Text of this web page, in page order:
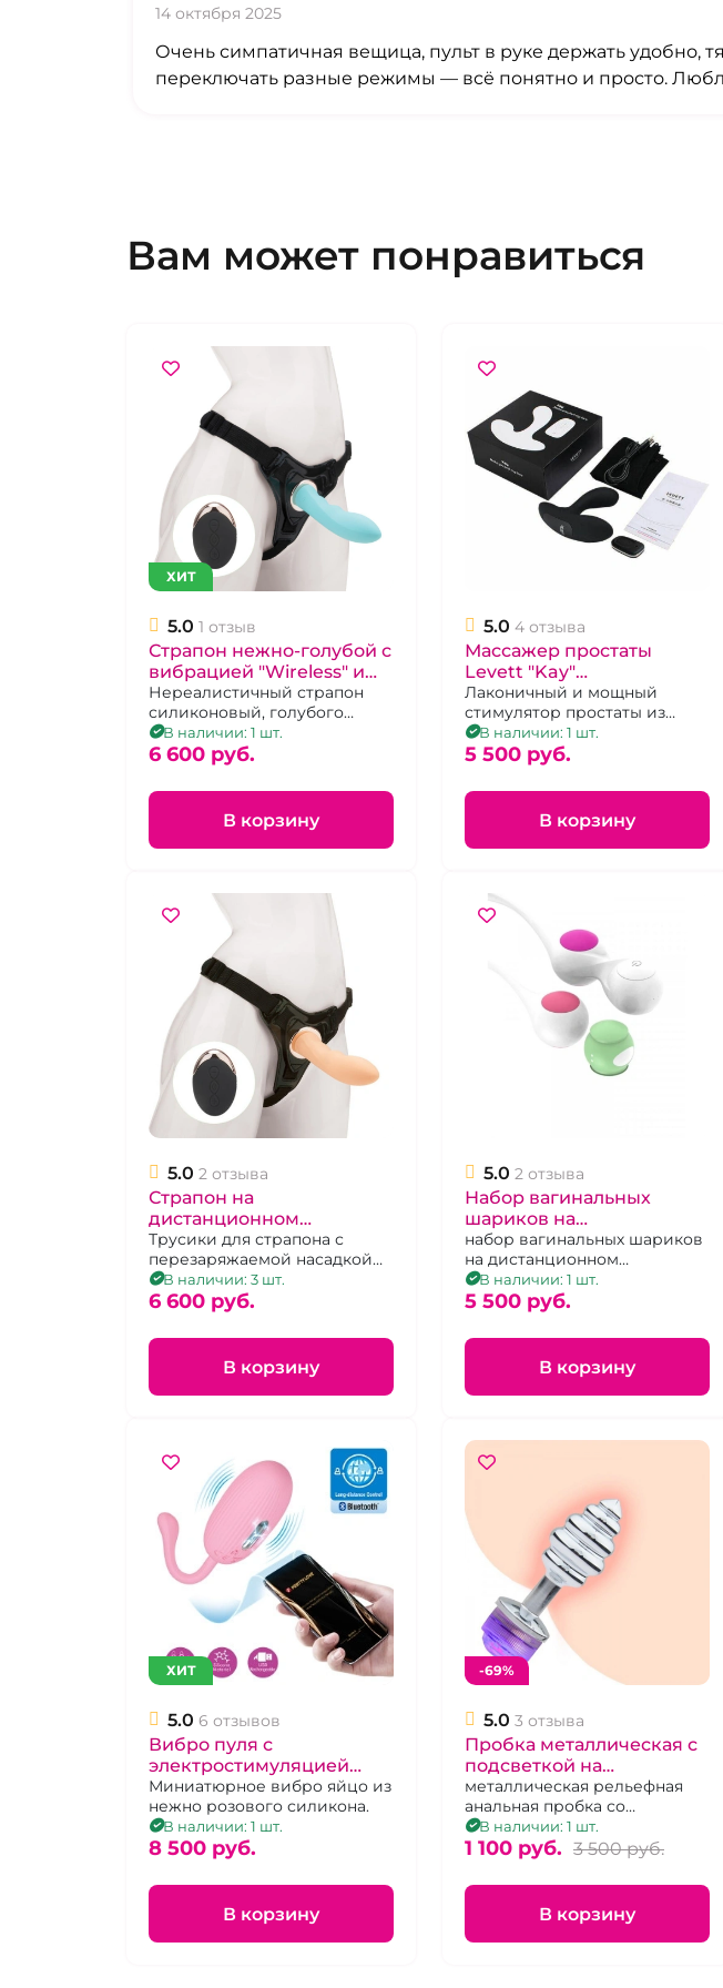
14 октября 2025
Очень симпатичная вещица, пульт в руке держать удобно,
переключать разные режимы — всё понятно и просто.
Вам может понравиться
ХИТ
5.0 1 отзыв
Страпон нежно-голубой с
вибрацией "Wireless" и
пультом дистанционного
управления
Нереалистичный страпон
силиконовый, голубого
цвета
В наличии: 1 шт.
6 600 pуб.
В корзину
5.0 4 отзыва
Массажер простаты
Levett "Kay"
перезаряжаемый с
пультом дистанционного
управления
Лаконичный и мощный
стимулятор простаты из
черного медицинского
силикона с двумя
независимыми
вибромоторами и пультом
дистанционного управления.
В наличии: 1 шт.
5 500 pуб.
В корзину
5.0 2 отзыва
Страпон на
дистанционном
управлении "Wireless"
телесный
Трусики для страпона с
перезаряжаемой насадкой
на пульте управления
В наличии: 3 шт.
6 600 pуб.
В корзину
5.0 2 отзыва
Набор вагинальных
шариков на
дистанционном
управлении
набор вагинальных шариков
на дистанционном
управлении
В наличии: 1 шт.
5 500 pуб.
В корзину
ХИТ
5.0 6 отзывов
Вибро пуля с
электростимуляцией
"Pretty love" Doreen
управление с
приложения.
Миниатюрное вибро яйцо из
нежно розового силикона.
В наличии: 1 шт.
8 500 pуб.
В корзину
-69%
5.0 3 отзыва
Пробка металлическая с
подсветкой на
дистанционном пульте
металлическая рельефная
анальная пробка со
светодиодной подсветкой и
пультом управления
В наличии: 1 шт.
1 100 pуб. 3 500 pуб.
В корзину